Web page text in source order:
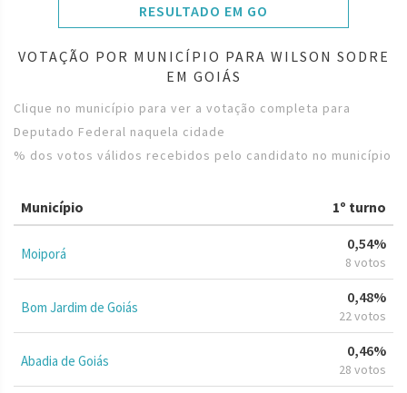
RESULTADO EM GO
VOTAÇÃO POR MUNICÍPIO PARA WILSON SODRE
EM GOIÁS
Clique no município para ver a votação completa para
Deputado Federal naquela cidade
% dos votos válidos recebidos pelo candidato no município
Município 1º turno
Moiporá
0,54%
8 votos
Bom Jardim de Goiás
0,48%
22 votos
Abadia de Goiás
0,46%
28 votos